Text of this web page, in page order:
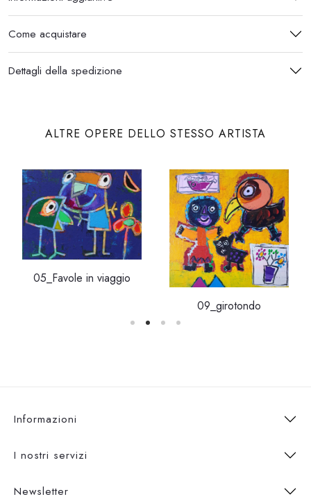
Come acquistare
Dettagli della spedizione
ALTRE OPERE DELLO STESSO ARTISTA
05_Favole in viaggio
09_girotondo
Informazioni
I nostri servizi
Newsletter